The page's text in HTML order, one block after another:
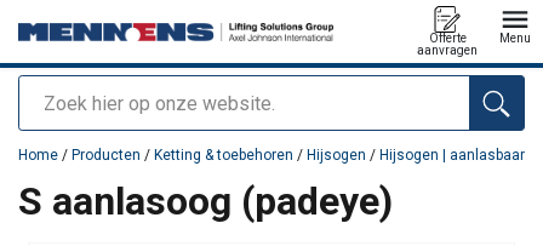
Zoeken
Offerte
aanvragen
Menu
toegevoegd aan uw offerte
Home / Producten / Ketting & toebehoren / Hijsogen / Hijsogen | aanlasbaar
S aanlasoog (padeye)